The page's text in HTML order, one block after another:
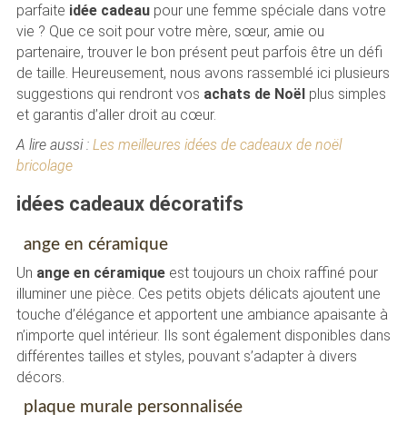
parfaite idée cadeaupour une femme spéciale dans votre
vie ? Que ce soit pour votre mère, sœur, amie ou
partenaire, trouver le bon présent peut parfois être un défi
de taille. Heureusement, nous avons rassemblé ici plusieurs
suggestions qui rendront vos achats de Noëlplus simples
et garantis d’aller droit au cœur.
A lire aussi : Les meilleures idées de cadeaux de noël
bricolage
idées cadeaux décoratifs
ange en céramique
Un ange en céramiqueest toujours un choix raffiné pour
illuminer une pièce. Ces petits objets délicats ajoutent une
touche d’élégance et apportent une ambiance apaisante à
n’importe quel intérieur. Ils sont également disponibles dans
différentes tailles et styles, pouvant s’adapter à divers
décors.
plaque murale personnalisée